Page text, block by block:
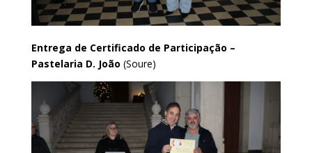
Entrega de Certificado de Participação –
Pastelaria D. João (Soure)